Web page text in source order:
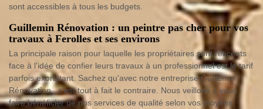
sont accessibles à tous les budgets.
Guillemin Rénovation : un peintre pas cher pour vos
travaux à Ferolles et ses environs
La principale raison pour laquelle les propriétaires sont réticents
face à l'idée de confier leurs travaux à un professionnel est le tarif
parfois exorbitant. Sachez qu'avec notre entreprise Guillemin
Rénovation , c'est tout à fait le contraire. Nous veillons à vous
faire bénéficier de nos services de qualité selon vos moyens